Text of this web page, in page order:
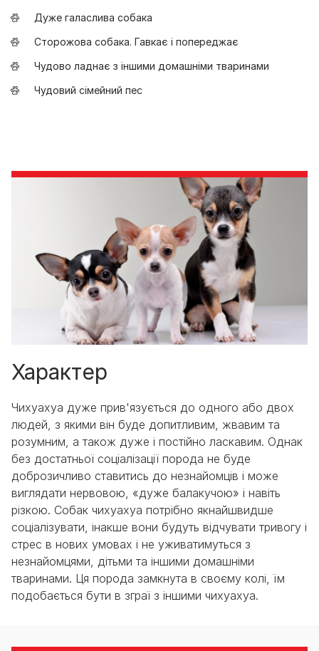
Дуже галаслива собака
Сторожова собака. Гавкає і попереджає
Чудово ладнає з іншими домашніми тваринами
Чудовий сімейний пес
Характер
Чихуахуа дуже прив'язується до одного або двох
людей, з якими він буде допитливим, жвавим та
розумним, а також дуже і постійно ласкавим. Однак
без достатньої соціалізації порода не буде
доброзичливо ставитись до незнайомців і може
виглядати нервовою, «дуже балакучою» і навіть
різкою. Собак чихуахуа потрібно якнайшвидше
соціалізувати, інакше вони будуть відчувати тривогу і
стрес в нових умовах і не уживатимуться з
незнайомцями, дітьми та іншими домашніми
тваринами. Ця порода замкнута в своєму колі, їм
подобається бути в зграї з іншими чихуахуа.